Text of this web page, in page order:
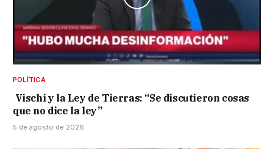
POLÍTICA
Vischi y la Ley de Tierras: “Se discutieron cosas
que no dice la ley”
5 de agosto de 2026